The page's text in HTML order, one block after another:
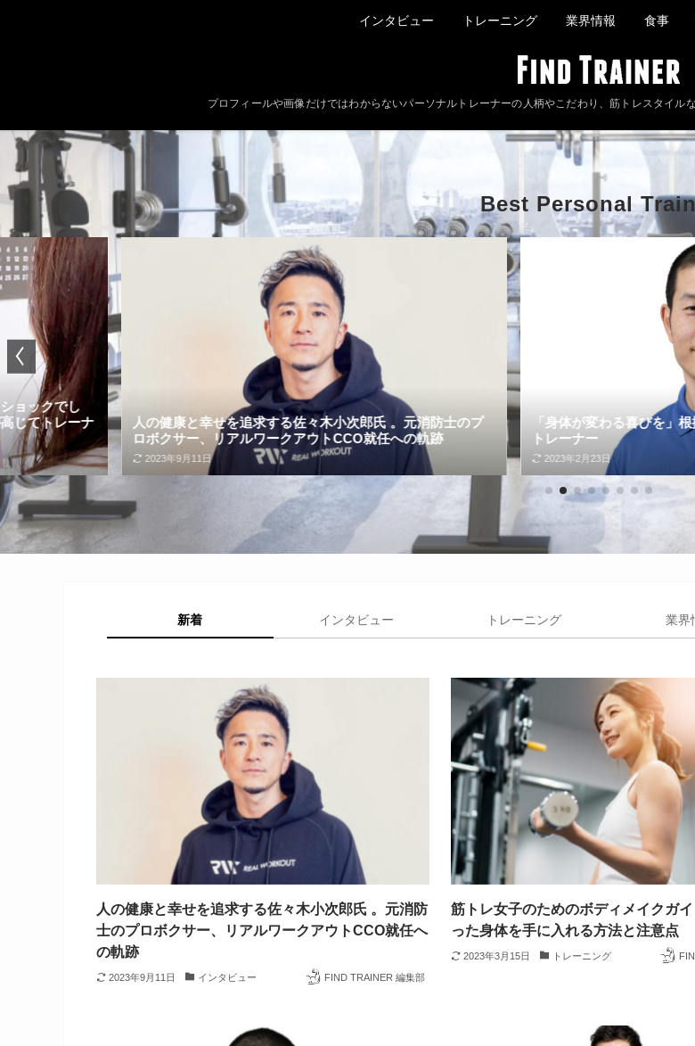
プロフィールや画像だけではわからないパーソナルトレーナーの人柄やこだわり、筋トレスタイル
インタビュー トレーニング 業界情報 食事
Best Personal
人の健康と幸せを追求する佐々木小次郎氏 。元消防士のプ
ロボクサー、リアルワークアウトCCO就任への軌跡
2023年9月11日
「身体が変わる喜びを」根拠あるトレーニン
トレーナー
2023年2月23日
新着 インタビュー トレーニング 業界
人の健康と幸せを追求する佐々木小次郎氏 。元消防
士のプロボクサー、リアルワークアウトCCO就任へ
の軌跡
2023年9月11日 インタビュー FIND TRAINER 編集部
筋トレ女子のためのボディメイクガ
った身体を手に入れる方法と注意点
2023年3月15日 トレーニング